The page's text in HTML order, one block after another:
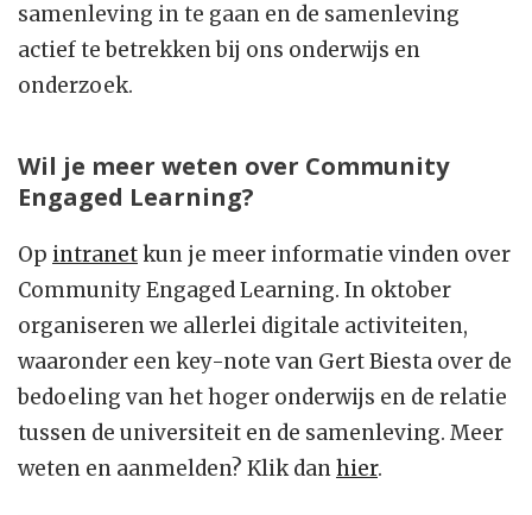
samenleving in te gaan en de samenleving
actief te betrekken bij ons onderwijs en
onderzoek.
Wil je meer weten over Community
Engaged Learning?
Op intranetkun je meer informatie vinden over
Community Engaged Learning. In oktober
organiseren we allerlei digitale activiteiten,
waaronder een key-note van Gert Biesta over de
bedoeling van het hoger onderwijs en de relatie
tussen de universiteit en de samenleving. Meer
weten en aanmelden? Klik danhier.